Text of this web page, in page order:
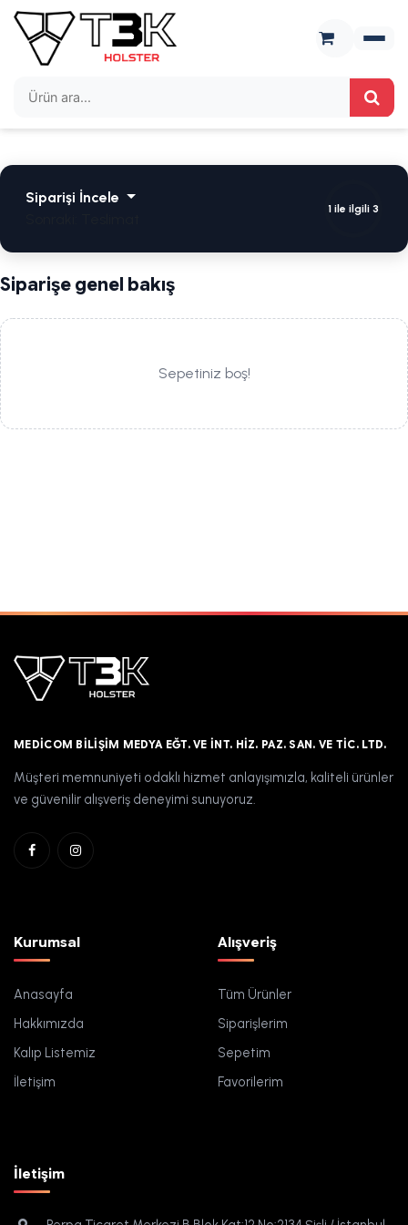
İçereği Atla
Siparişi İncele
1 ile ilgili 3
Siparişe genel bakış
Sepetiniz boş!
MEDICOM BILIŞIM MEDYA EĞT. VE İNT. HIZ. PAZ. SAN. VE TIC. LTD.
Müşteri memnuniyeti odaklı hizmet anlayışımızla, kaliteli ürünler
ve güvenilir alışveriş deneyimi sunuyoruz.
Kurumsal
Anasayfa
Hakkımızda
Kalıp Listemiz
İletişim
Alışveriş
Tüm Ürünler
Siparişlerim
Sepetim
Favorilerim
İletişim